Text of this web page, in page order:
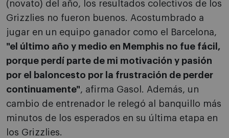
(novato) del año, los resultados colectivos de los
Grizzlies no fueron buenos. Acostumbrado a
jugar en un equipo ganador como el Barcelona,
"el último año y medio en Memphis no fue fácil,
porque perdí parte de mi motivación y pasión
por el baloncesto por la frustración de perder
continuamente", afirma Gasol. Además, un
cambio de entrenador le relegó al banquillo más
minutos de los esperados en su última etapa en
los Grizzlies.